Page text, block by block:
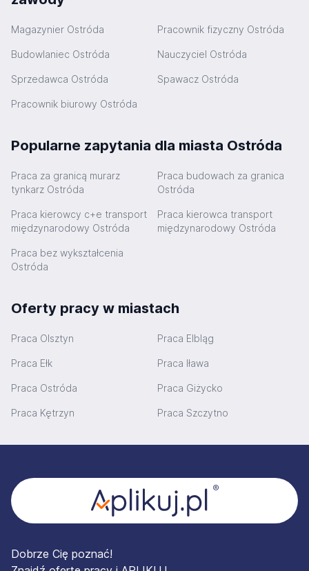
Magazynier Ostróda Pracownik fizyczny Ostróda
Budowlaniec Ostróda Nauczyciel Ostróda
Sprzedawca Ostróda Spawacz Ostróda
Pracownik biurowy Ostróda
Popularne zapytania dla miasta Ostróda
Praca za granicą murarz
tynkarz Ostróda
Praca budowach za granica
Ostróda
Praca kierowcy c+e transport
międzynarodowy Ostróda
Praca kierowca transport
międzynarodowy Ostróda
Praca bez wykształcenia
Ostróda
Oferty pracy w miastach
Praca Olsztyn Praca Elbląg
Praca Ełk Praca Iława
Praca Ostróda Praca Giżycko
Praca Kętrzyn Praca Szczytno
Dobrze Cię poznać!